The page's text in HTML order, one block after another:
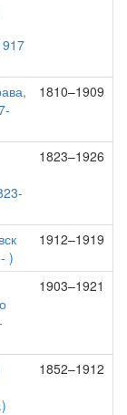
1810–1909
1823–1926
)
1912–1919
1903–1921
1852–1912